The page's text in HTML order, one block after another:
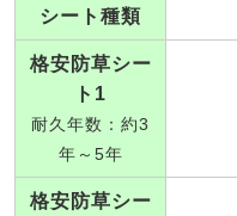
シート種類
格安防草シー
ト1
耐久年数：約3
年～5年
格安防草シー